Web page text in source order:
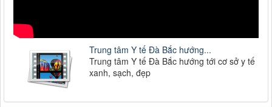
Trung tâm Y tế Đà Bắc hướng...
Trung tâm Y tế Đà Bắc hướng tới cơ sở y tế
xanh, sạch, đẹp